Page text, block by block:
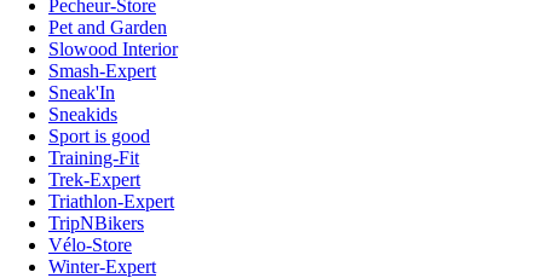
Pecheur-Store
Pet and Garden
Slowood Interior
Smash-Expert
Sneak'In
Sneakids
Sport is good
Training-Fit
Trek-Expert
Triathlon-Expert
TripNBikers
Vélo-Store
Winter-Expert